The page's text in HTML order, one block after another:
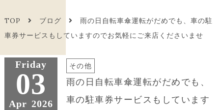
TOP ブログ
雨の日自転車傘運転がだめでも、車の駐
車券サービスもしていますのでお気軽にご来店くださいませ
Friday
03
Apr 2026
その他
雨の日自転車傘運転がだめでも、
車の駐車券サービスもしています